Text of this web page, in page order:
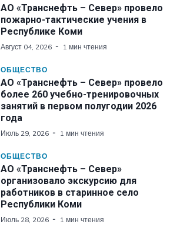
АО «Транснефть – Север» провело
пожарно-тактические учения в
Республике Коми
Август 04, 2026 1 мин чтения
ОБЩЕСТВО
АО «Транснефть – Север» провело
более 260 учебно-тренировочных
занятий в первом полугодии 2026
года
Июль 29, 2026 1 мин чтения
ОБЩЕСТВО
АО «Транснефть – Север»
организовало экскурсию для
работников в старинное село
Республики Коми
Июль 28, 2026 1 мин чтения